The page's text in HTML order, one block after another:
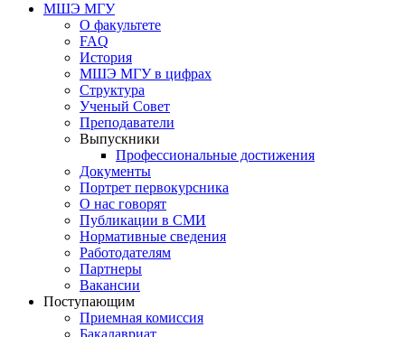
МШЭ МГУ
О факультете
FAQ
История
МШЭ МГУ в цифрах
Структура
Ученый Совет
Преподаватели
Выпускники
Профессиональные достижения
Документы
Портрет первокурсника
О нас говорят
Публикации в СМИ
Нормативные сведения
Работодателям
Партнеры
Вакансии
Поступающим
Приемная комиссия